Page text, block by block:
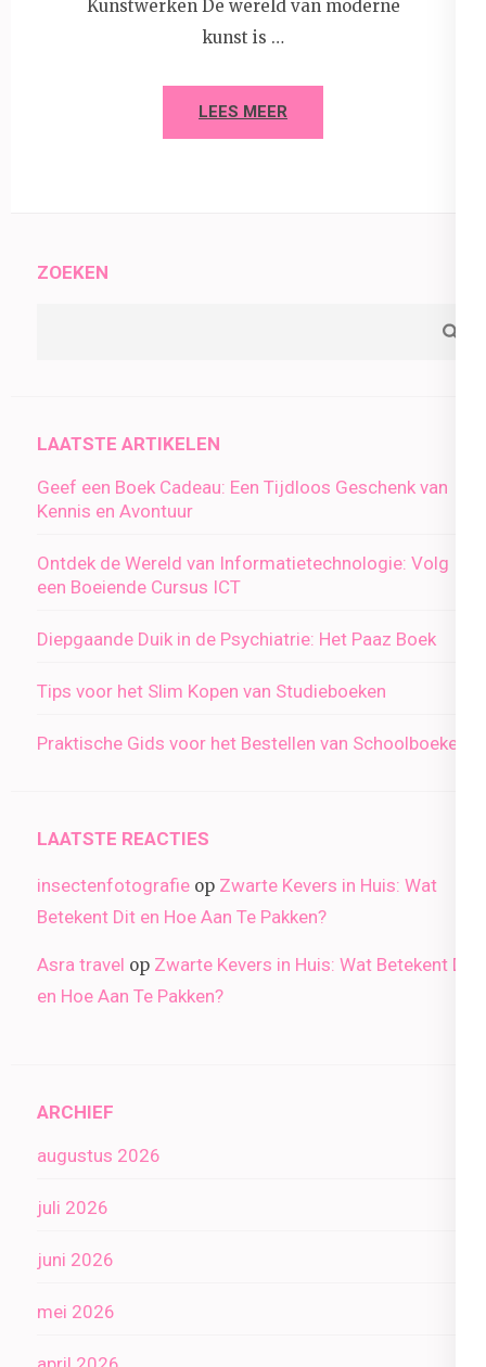
Kunstwerken De wereld van moderne
kunst is …
LEES MEER
ZOEKEN
LAATSTE ARTIKELEN
Geef een Boek Cadeau: Een Tijdloos Geschenk van
Kennis en Avontuur
Ontdek de Wereld van Informatietechnologie: Volg
een Boeiende Cursus ICT
Diepgaande Duik in de Psychiatrie: Het Paaz Boek
Tips voor het Slim Kopen van Studieboeken
Praktische Gids voor het Bestellen van Schoolboeken
LAATSTE REACTIES
insectenfotografie op Zwarte Kevers in Huis: Wat
Betekent Dit en Hoe Aan Te Pakken?
Asra travel op Zwarte Kevers in Huis: Wat Betekent Dit
en Hoe Aan Te Pakken?
ARCHIEF
augustus 2026
juli 2026
juni 2026
mei 2026